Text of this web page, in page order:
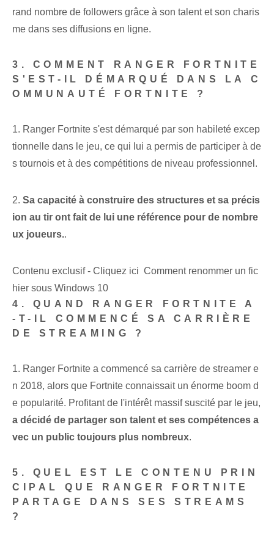
rand nombre de followers grâce à son talent et son charis
me dans ses diffusions en ligne.
3. COMMENT RANGER FORTNITE
S'EST-IL DÉMARQUÉ DANS LA C
OMMUNAUTÉ ‌FORTNITE ?
1. Ranger Fortnite s'est démarqué par son habileté excep
tionnelle dans le jeu, ce qui lui a permis de participer à de
s tournois et à des compétitions de niveau professionnel.
2. Sa capacité à construire des structures et sa précis
ion au tir ont fait de lui une référence pour de nombre
ux joueurs..
Contenu exclusif - Cliquez ici Comment renommer un fic
hier sous Windows 10
4. QUAND RANGER FORTNITE A
-T-IL COMMENCÉ SA CARRIÈRE
DE STREAMING ?
1. Ranger⁣ Fortnite a commencé sa ‌carrière de streamer⁤ e
n 2018, alors que Fortnite connaissait un énorme boom d
e popularité. Profitant de l'intérêt massif suscité par le jeu,
a décidé de partager son talent et ses compétences a
vec un public toujours plus nombreux.
5. QUEL EST LE CONTENU PRIN
CIPAL QUE RANGER FORTNITE⁢
PARTAGE DANS SES STREAMS
?